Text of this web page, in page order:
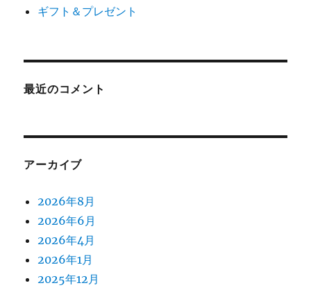
ギフト＆プレゼント
最近のコメント
アーカイブ
2026年8月
2026年6月
2026年4月
2026年1月
2025年12月